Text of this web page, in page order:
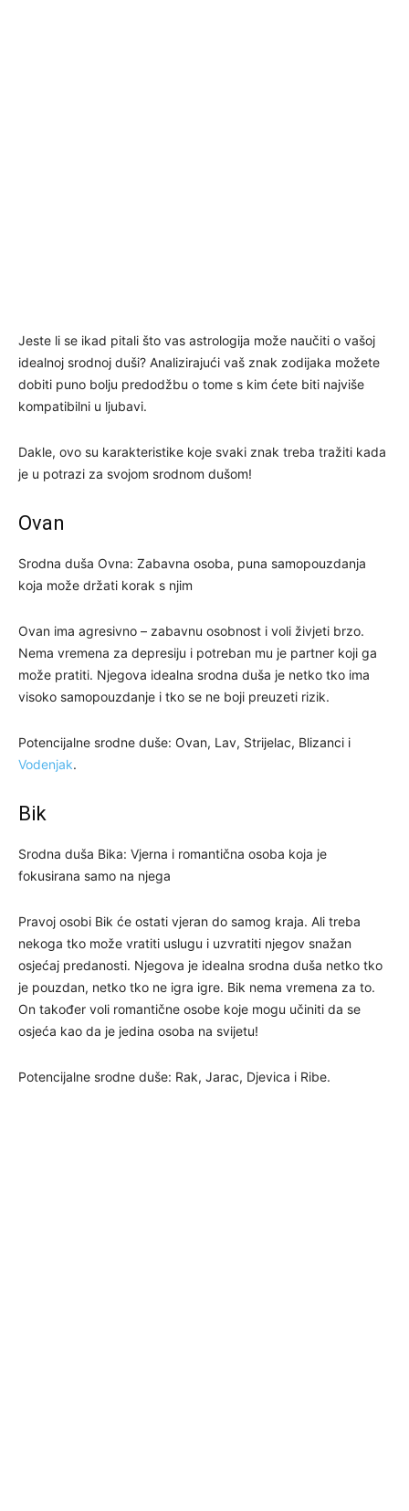
Jeste li se ikad pitali što vas astrologija može naučiti o vašoj
idealnoj srodnoj duši? Analizirajući vaš znak zodijaka možete
dobiti puno bolju predodžbu o tome s kim ćete biti najviše
kompatibilni u ljubavi.
Dakle, ovo su karakteristike koje svaki znak treba tražiti kada
je u potrazi za svojom srodnom dušom!
Ovan
Srodna duša Ovna: Zabavna osoba, puna samopouzdanja
koja može držati korak s njim
Ovan ima agresivno – zabavnu osobnost i voli živjeti brzo.
Nema vremena za depresiju i potreban mu je partner koji ga
može pratiti. Njegova idealna srodna duša je netko tko ima
visoko samopouzdanje i tko se ne boji preuzeti rizik.
Potencijalne srodne duše: Ovan, Lav, Strijelac, Blizanci i
Vodenjak.
Bik
Srodna duša Bika: Vjerna i romantična osoba koja je
fokusirana samo na njega
Pravoj osobi Bik će ostati vjeran do samog kraja. Ali treba
nekoga tko može vratiti uslugu i uzvratiti njegov snažan
osjećaj predanosti. Njegova je idealna srodna duša netko tko
je pouzdan, netko tko ne igra igre. Bik nema vremena za to.
On također voli romantične osobe koje mogu učiniti da se
osjeća kao da je jedina osoba na svijetu!
Potencijalne srodne duše: Rak, Jarac, Djevica i Ribe.